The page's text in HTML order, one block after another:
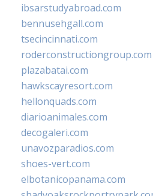
ibsarstudyabroad.com
bennusehgall.com
tsecincinnati.com
roderconstructiongroup.com
plazabatai.com
hawkscayresort.com
hellonquads.com
diarioanimales.com
decogaleri.com
unavozparadios.com
shoes-vert.com
elbotanicopanama.com